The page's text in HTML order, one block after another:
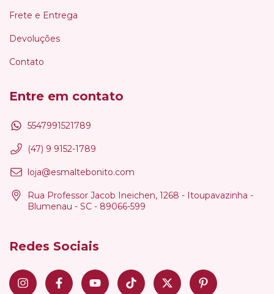
Frete e Entrega
Devoluções
Contato
Entre em contato
5547991521789
(47) 9 9152-1789
loja@esmaltebonito.com
Rua Professor Jacob Ineichen, 1268 - Itoupavazinha -
Blumenau - SC - 89066-599
Redes Sociais